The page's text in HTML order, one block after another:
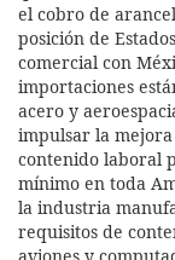
el cobro de
posición de
comercial con
importaciones
acero y
impulsar la mejora
contenido laboral
mínimo en toda
la industria
requisitos de